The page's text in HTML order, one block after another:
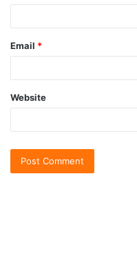
Email *
Website